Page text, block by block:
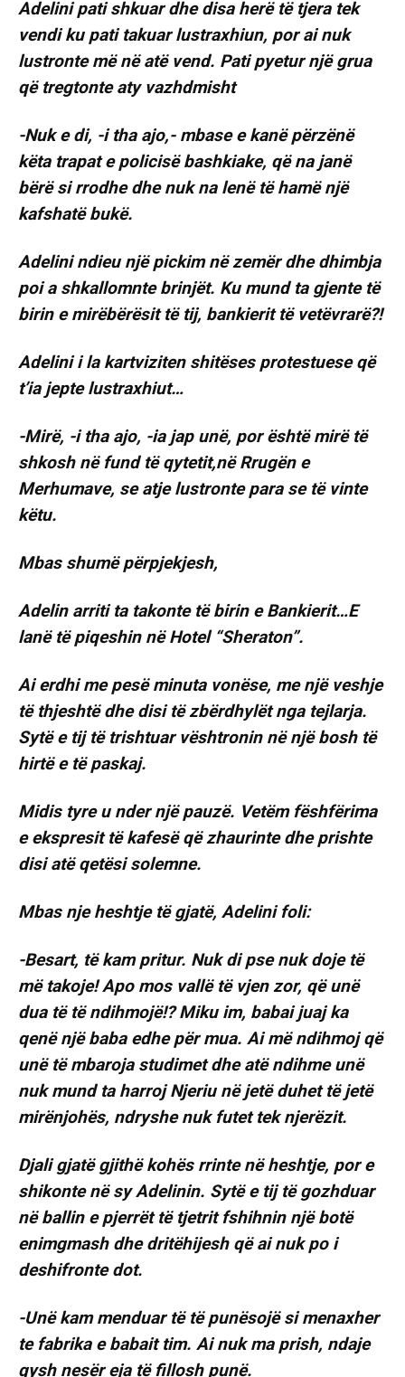
Adelini pati shkuar dhe disa herë të tjera tek
vendi ku pati takuar lustraxhiun, por ai nuk
lustronte më në atë vend. Pati pyetur një grua
që tregtonte aty vazhdmisht
-Nuk e di, -i tha ajo,- mbase e kanë përzënë
këta trapat e policisë bashkiake, që na janë
bërë si rrodhe dhe nuk na lenë të hamë një
kafshatë bukë.
Adelini ndieu një pickim në zemër dhe dhimbja
poi a shkallomnte brinjët. Ku mund ta gjente të
birin e mirëbërësit të tij, bankierit të vetëvrarë?!
Adelini i la kartviziten shitëses protestuese që
t’ia jepte lustraxhiut…
-Mirë, -i tha ajo, -ia jap unë, por është mirë të
shkosh në fund të qytetit,në Rrugën e
Merhumave, se atje lustronte para se të vinte
këtu.
Mbas shumë përpjekjesh,
Adelin arriti ta takonte të birin e Bankierit…E
lanë të piqeshin në Hotel “Sheraton”.
Ai erdhi me pesë minuta vonëse, me një veshje
të thjeshtë dhe disi të zbërdhylët nga tejlarja.
Sytë e tij të trishtuar vështronin në një bosh të
hirtë e të paskaj.
Midis tyre u nder një pauzë. Vetëm fëshfërima
e ekspresit të kafesë që zhaurinte dhe prishte
disi atë qetësi solemne.
Mbas nje heshtje të gjatë, Adelini foli:
-Besart, të kam pritur. Nuk di pse nuk doje të
më takoje! Apo mos vallë të vjen zor, që unë
dua të të ndihmojë!? Miku im, babai juaj ka
qenë një baba edhe për mua. Ai më ndihmoj që
unë të mbaroja studimet dhe atë ndihme unë
nuk mund ta harroj Njeriu në jetë duhet të jetë
mirënjohës, ndryshe nuk futet tek njerëzit.
Djali gjatë gjithë kohës rrinte në heshtje, por e
shikonte në sy Adelinin. Sytë e tij të gozhduar
në ballin e pjerrët të tjetrit fshihnin një botë
enimgmash dhe dritëhijesh që ai nuk po i
deshifronte dot.
-Unë kam menduar të të punësojë si menaxher
te fabrika e babait tim. Ai nuk ma prish, ndaje
qysh nesër eja të fillosh punë.